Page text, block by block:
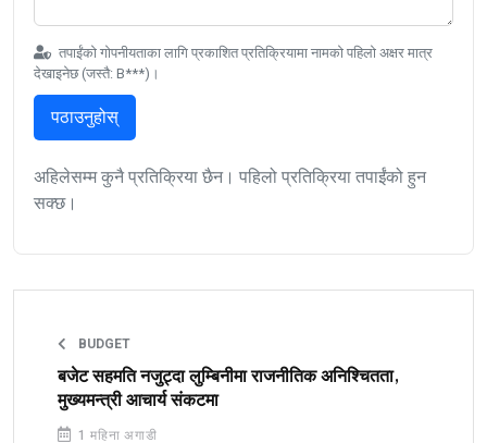
तपाईंको गोपनीयताका लागि प्रकाशित प्रतिक्रियामा नामको पहिलो अक्षर मात्र
देखाइनेछ (जस्तै: B***)।
पठाउनुहोस्
अहिलेसम्म कुनै प्रतिक्रिया छैन। पहिलो प्रतिक्रिया तपाईंको हुन
सक्छ।
BUDGET
बजेट सहमति नजुट्दा लुम्बिनीमा राजनीतिक अनिश्चितता,
मुख्यमन्त्री आचार्य संकटमा
1 महिना अगाडी